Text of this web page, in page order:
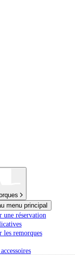
menu principal
une réservation
les remorques